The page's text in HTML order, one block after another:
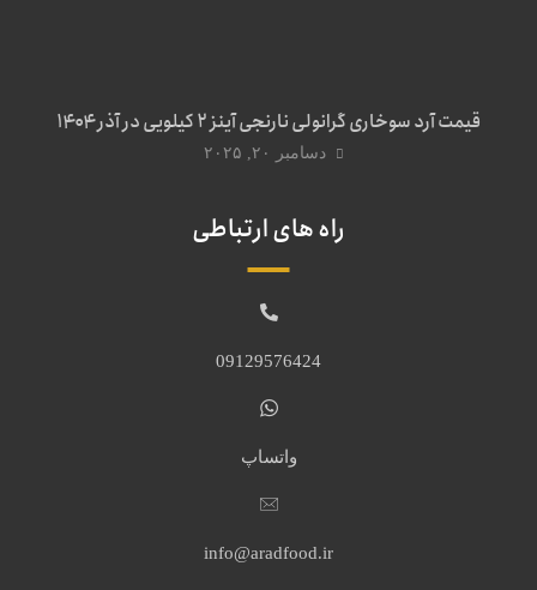
قیمت آرد سوخاری گرانولی نارنجی آینز ۲ کیلویی در آذر ۱۴۰۴
دسامبر ۲۰, ۲۰۲۵
راه های ارتباطی
09129576424
واتساپ
info@aradfood.ir